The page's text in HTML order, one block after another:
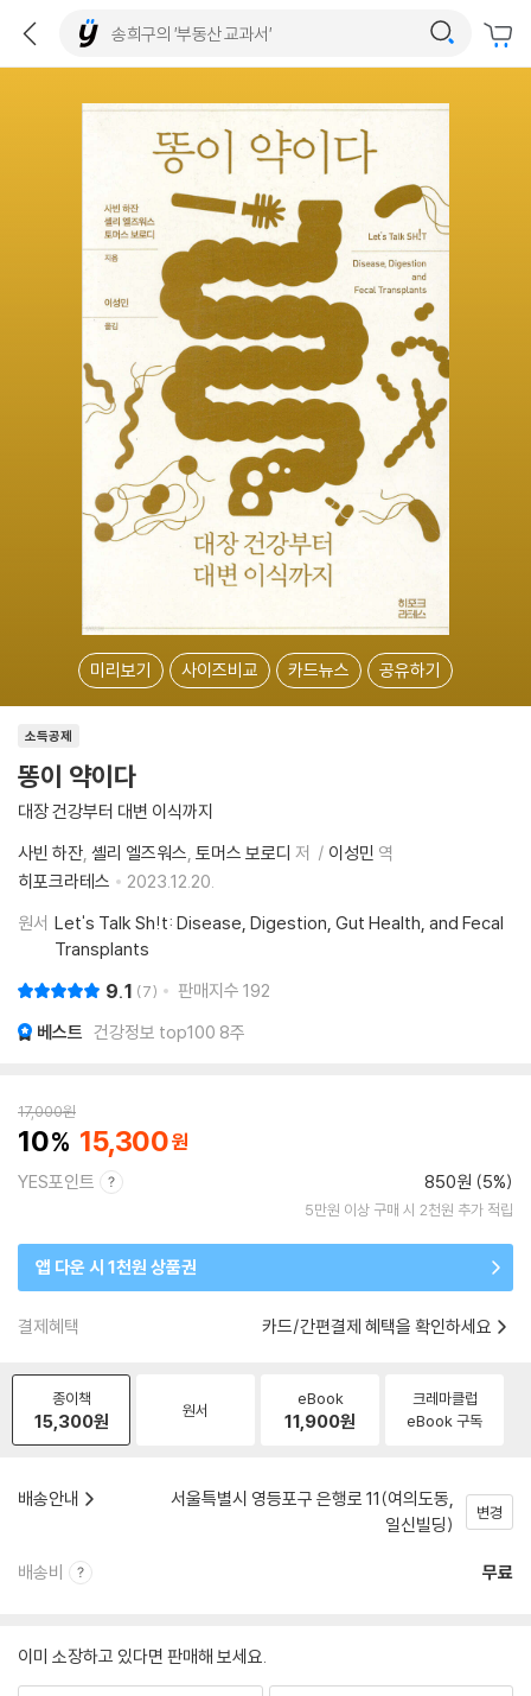
미리보기 사이즈비교 카드뉴스 공유하기
소득공제
똥이 약이다
대장 건강부터 대변 이식까지
사빈 하잔 셸리 엘즈워스 토머스 보로디 저 이성민 역
히포크라테스
2023.12.20.
원서 Let's Talk Sh!t: Disease, Digestion, Gut Health, and Fecal
Transplants
9.1 7 판매지수 192
베스트 건강정보 top100 8주
17,000원
10 15,300
YES포인트 850원 (5%)
5만원 이상 구매 시 2천원 추가 적립
앱 다운 시 1천원 상품권
결제혜택 카드/간편결제 혜택을 확인하세요
종이책
15,300원 원서
eBook
11,900원
크레마클럽
eBook 구독
배송안내
서울특별시 영등포구 은행로 11(여의도동,
일신빌딩)
변경
배송비 무료
이미 소장하고 있다면 판매해 보세요.